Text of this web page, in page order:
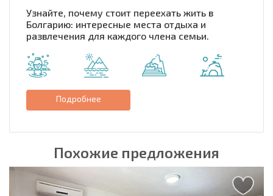
Узнайте, почему стоит переехать жить в
Болгарию: интересные места отдыха и
развлечения для каждого члена семьи.
Подробнее
Похожие предложения